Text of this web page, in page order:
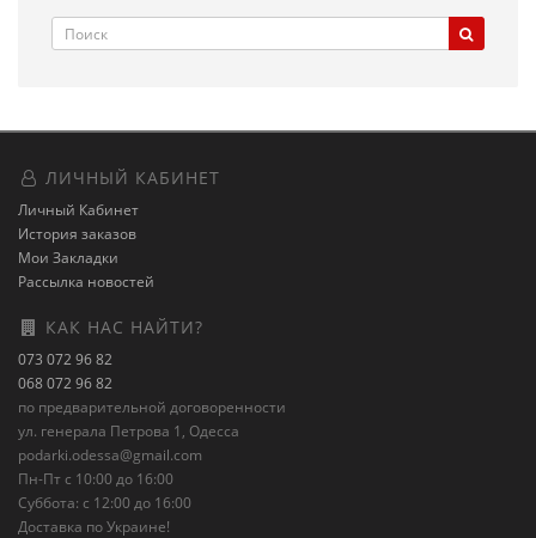
ЛИЧНЫЙ КАБИНЕТ
Личный Кабинет
История заказов
Мои Закладки
Рассылка новостей
КАК НАС НАЙТИ?
073 072 96 82
068 072 96 82
по предварительной договоренности
ул. генерала Петрова 1, Одесса
podarki.odessa@gmail.com
Пн-Пт с 10:00 до 16:00
Суббота: с 12:00 до 16:00
Доставка по Украине!